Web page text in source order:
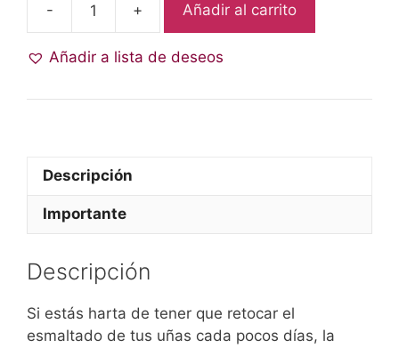
- + Añadir al carrito
Añadir a lista de deseos
Descripción
Importante
Descripción
Si estás harta de tener que retocar el
esmaltado de tus uñas cada pocos días, la